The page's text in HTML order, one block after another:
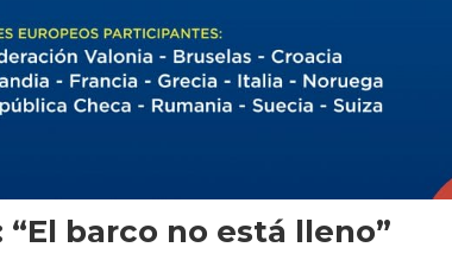
barco no está lleno”